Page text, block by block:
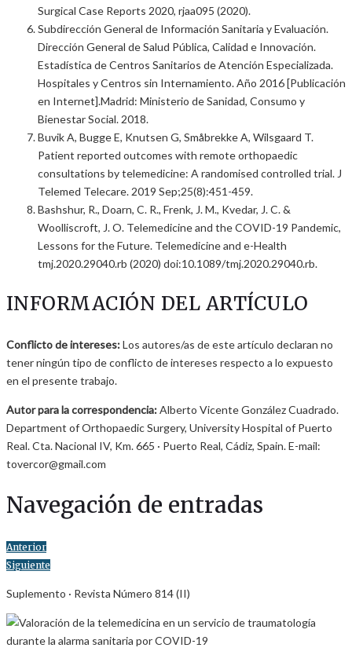
Surgical Case Reports 2020, rjaa095 (2020).
Subdirección General de Información Sanitaria y Evaluación.
Dirección General de Salud Pública, Calidad e Innovación.
Estadística de Centros Sanitarios de Atención Especializada.
Hospitales y Centros sin Internamiento. Año 2016 [Publicación
en Internet].Madrid: Ministerio de Sanidad, Consumo y
Bienestar Social. 2018.
Buvik A, Bugge E, Knutsen G, Småbrekke A, Wilsgaard T.
Patient reported outcomes with remote orthopaedic
consultations by telemedicine: A randomised controlled trial. J
Telemed Telecare. 2019 Sep;25(8):451-459.
Bashshur, R., Doarn, C. R., Frenk, J. M., Kvedar, J. C. &
Woolliscroft, J. O. Telemedicine and the COVID-19 Pandemic,
Lessons for the Future. Telemedicine and e-Health
tmj.2020.29040.rb (2020) doi:10.1089/tmj.2020.29040.rb.
INFORMACIÓN DEL ARTÍCULO
Conflicto de intereses:Los autores/as de este artículo declaran no
tener ningún tipo de conflicto de intereses respecto a lo expuesto
en el presente trabajo.
Autor para la correspondencia:Alberto Vicente González Cuadrado.
Department of Orthopaedic Surgery, University Hospital of Puerto
Real. Cta. Nacional IV, Km. 665 · Puerto Real, Cádiz, Spain. E-mail:
tovercor@gmail.com
Navegación de entradas
Anterior
Siguiente
Suplemento · Revista Número 814 (II)